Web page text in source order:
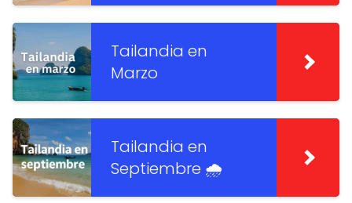
Tailandia en
Marzo
Tailandia en
Septiembre 🌧️